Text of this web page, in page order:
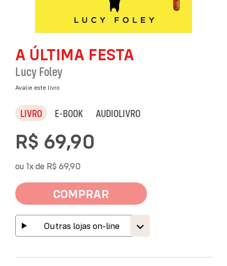
Galeria
imagens
A ÚLTIMA FESTA
Lucy Foley
Avalie este livro
LIVRO E-BOOK AUDIOLIVRO
COMPRAR
R$ 69,90
ou 1x de R$ 69,90
Outras lojas on-line